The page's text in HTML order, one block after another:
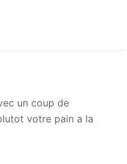
un coup de
votre pain a la